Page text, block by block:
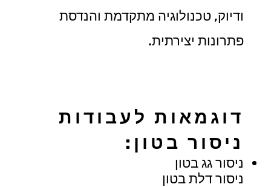
ודיוק, טכנולוגיה מתקדמת והנדסת
פתרונות יצירתית.
דוגמאות לעבודות
ניסור בטון:
ניסור גג בטון
ניסור דלת בטון